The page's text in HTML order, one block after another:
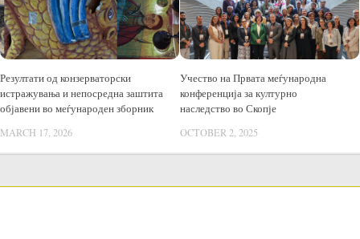
Резултати од конзерваторски
истражувања и непосредна заштита
објавени во меѓународен зборник
MARCH 17, 2026
Учество на Првата меѓународна
конференција за културно
наследство во Скопје
OCTOBER 2, 2025